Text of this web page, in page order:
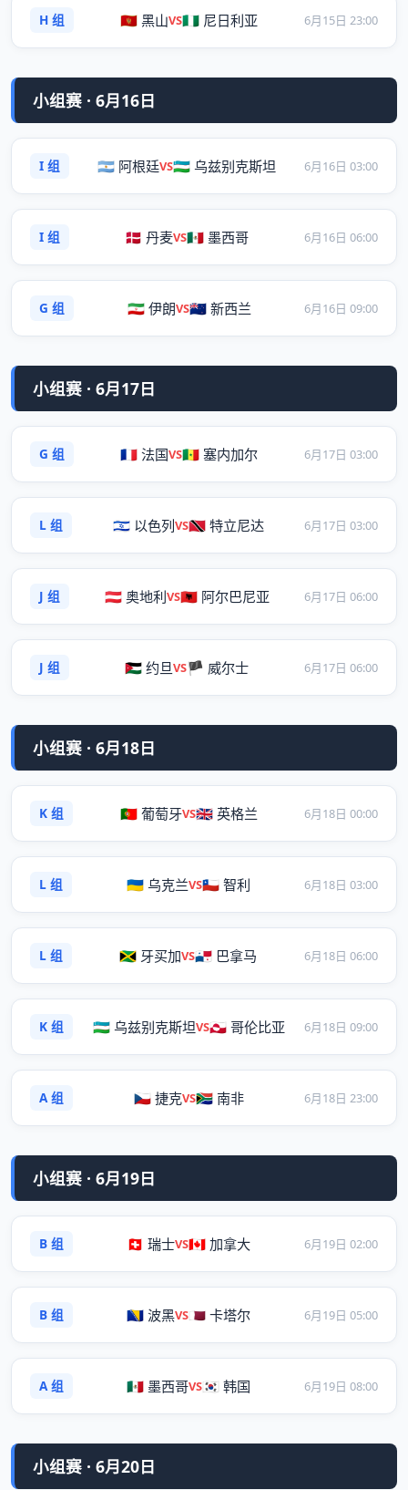
H 组 🇲🇪 黑山VS🇳🇬 尼日利亚 6月15日 23:00
小组赛 · 6月16日
I 组 🇦🇷 阿根廷VS🇺🇿 乌兹别克斯坦 6月16日 03:00
I 组 🇩🇰 丹麦VS🇲🇽 墨西哥 6月16日 06:00
G 组 🇮🇷 伊朗VS🇳🇿 新西兰 6月16日 09:00
小组赛 · 6月17日
G 组 🇫🇷 法国VS🇸🇳 塞内加尔 6月17日 03:00
L 组 🇮🇱 以色列VS🇹🇹 特立尼达 6月17日 03:00
J 组 🇦🇹 奥地利VS🇦🇱 阿尔巴尼亚 6月17日 06:00
J 组 🇯🇴 约旦VS🏴 威尔士 6月17日 06:00
小组赛 · 6月18日
K 组 🇵🇹 葡萄牙VS🇬🇧 英格兰 6月18日 00:00
L 组 🇺🇦 乌克兰VS🇨🇱 智利 6月18日 03:00
L 组 🇯🇲 牙买加VS🇵🇦 巴拿马 6月18日 06:00
K 组 🇺🇿 乌兹别克斯坦VS🇬🇱 哥伦比亚 6月18日 09:00
A 组 🇨🇿 捷克VS🇿🇦 南非 6月18日 23:00
小组赛 · 6月19日
B 组 🇨🇭 瑞士VS🇨🇦 加拿大 6月19日 02:00
B 组 🇧🇦 波黑VS🇶🇦 卡塔尔 6月19日 05:00
A 组 🇲🇽 墨西哥VS🇰🇷 韩国 6月19日 08:00
小组赛 · 6月20日